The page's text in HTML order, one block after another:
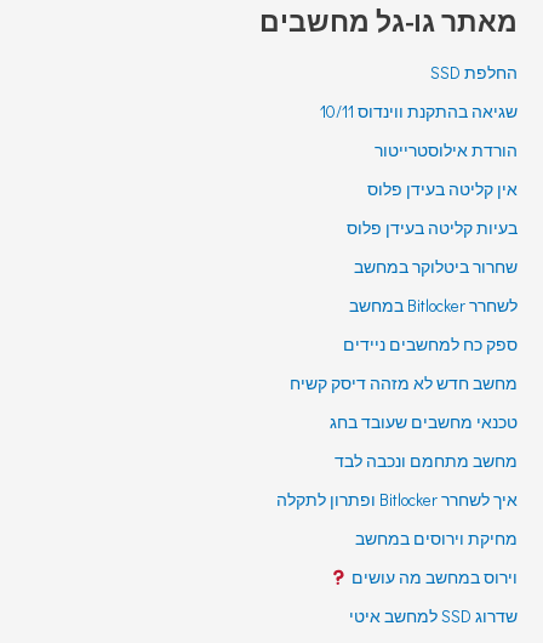
מאתר גו-גל מחשבים
החלפת SSD
שגיאה בהתקנת ווינדוס 10/11
הורדת אילוסטרייטור
אין קליטה בעידן פלוס
בעיות קליטה בעידן פלוס
שחרור ביטלוקר במחשב
לשחרר Bitlocker במחשב
ספק כח למחשבים ניידים
מחשב חדש לא מזהה דיסק קשיח
טכנאי מחשבים שעובד בחג
מחשב מתחמם ונכבה לבד
איך לשחרר Bitlocker ופתרון לתקלה
מחיקת וירוסים במחשב
וירוס במחשב מה עושים
שדרוג SSD למחשב איטי